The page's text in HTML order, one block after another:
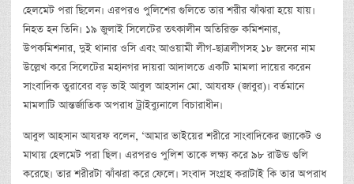
হেলমেট পরা ছিলেন। এরপরও পুলিশের গুলিতে তার শরীর ঝাঁঝরা হয়ে যায়।
নিহত হন তিনি। ১৯ জুলাই সিলেটের তৎকালীন অতিরিক্ত কমিশনার,
উপকমিশনার, দুই থানার ওসি এবং আওয়ামী লীগ-ছাত্রলীগসহ ১৮ জনের নাম
উল্লেখ করে সিলেটের মহানগর দায়রা আদালতে একটি মামলা দায়ের করেন
সাংবাদিক তুরাবের বড় ভাই আবুল আহসান মো. আযরফ (জাবুর)। বর্তমানে
মামলাটি আন্তর্জাতিক অপরাধ ট্রাইব্যুনালে বিচারাধীন।
আবুল আহসান আযরফ বলেন, ‘আমার ভাইয়ের শরীরে সাংবাদিকের জ্যাকেট ও
মাথায় হেলমেট পরা ছিল। এরপরও পুলিশ তাকে লক্ষ্য করে ৯৮ রাউন্ড গুলি
করেছে। তার শরীরটা ঝাঁঝরা করে ফেলে। সংবাদ সংগ্রহ করাটাই কি তার অপরাধ